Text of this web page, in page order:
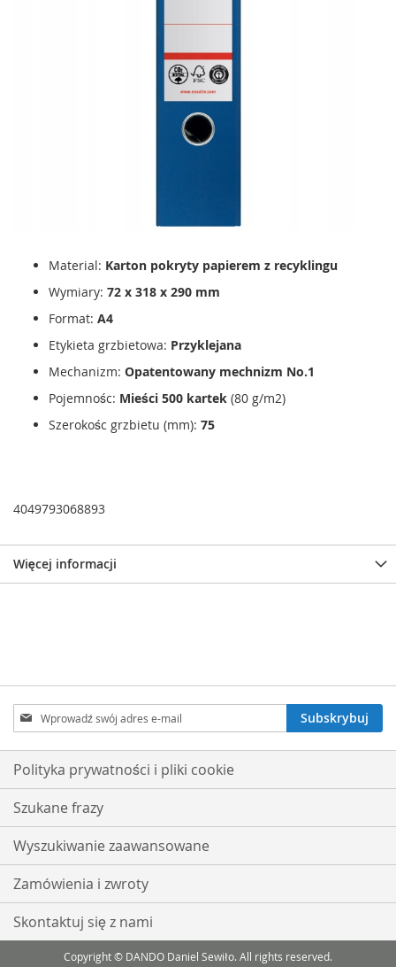
Material: Karton pokryty papierem z recyklingu
Wymiary: 72 x 318 x 290 mm
Format: A4
Etykieta grzbietowa: Przyklejana
Mechanizm: Opatentowany mechnizm No.1
Pojemnośc: Mieści 500 kartek (80 g/m2)
Szerokośc grzbietu (mm): 75
4049793068893
Więcej informacji
Subskrybuj
nasz
newsletter:
Subskrybuj
Polityka prywatności i pliki cookie
Szukane frazy
Wyszukiwanie zaawansowane
Zamówienia i zwroty
Skontaktuj się z nami
Copyright © DANDO Daniel Sewiło. All rights reserved.